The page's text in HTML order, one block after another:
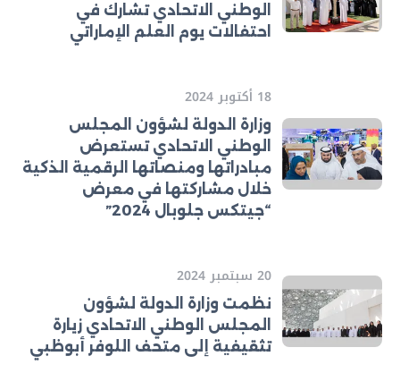
الوطني الاتحادي تشارك في
احتفالات يوم العلم الإماراتي
18 أكتوبر 2024
وزارة الدولة لشؤون المجلس
الوطني الاتحادي تستعرض
مبادراتها ومنصاتها الرقمية الذكية
خلال مشاركتها في معرض
“جيتكس جلوبال 2024”
20 سبتمبر 2024
نظمت وزارة الدولة لشؤون
المجلس الوطني الاتحادي زيارة
تثقيفية إلى متحف اللوفر أبوظبي